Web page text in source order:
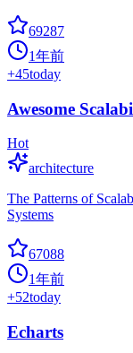
69287
1年前
+45today
Awesome
Hot
architecture
The Patterns of
Systems
67088
1年前
+52today
Echarts